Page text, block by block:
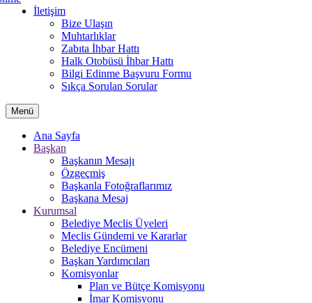
İletişim
Bize Ulaşın
Muhtarlıklar
Zabıta İhbar Hattı
Halk Otobüsü İhbar Hattı
Bilgi Edinme Başvuru Formu
Sıkça Sorulan Sorular
Menü
Ana Sayfa
Başkan
Başkanın Mesajı
Özgeçmiş
Başkanla Fotoğraflarımız
Başkana Mesaj
Kurumsal
Belediye Meclis Üyeleri
Meclis Gündemi ve Kararlar
Belediye Encümeni
Başkan Yardımcıları
Komisyonlar
Plan ve Bütçe Komisyonu
İmar Komisyonu